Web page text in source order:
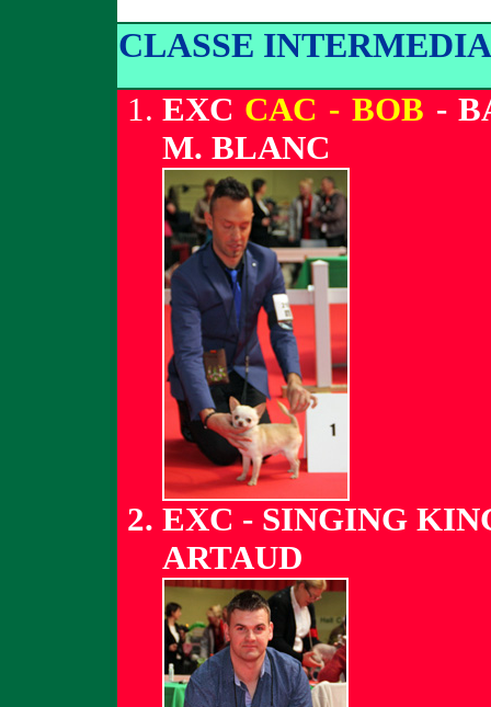
CLASSE
EXC CAC - BOB -
M. BLANC
EXC - SINGING
ARTAUD